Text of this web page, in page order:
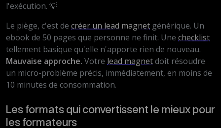
l'exécution. 💡
Le piège, c'est de créer un lead magnet générique. Un
ebook de 50 pages que personne ne finit. Une checklist
tellement basique qu'elle n'apporte rien de nouveau.
Mauvaise approche. Votre lead magnetdoit résoudre
un micro-problème précis, immédiatement, en moins de
10 minutes de consommation.
Les formats qui convertissent le mieux pour
les formateurs